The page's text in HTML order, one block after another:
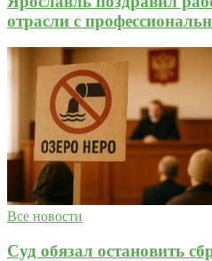
отрасли с
Все новости
Суд обязал остановить